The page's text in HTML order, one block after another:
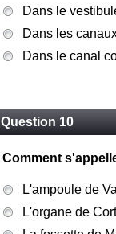
Dans le
Dans les
Dans le canal
Question 10
Comment
L'ampoule de
L'organe de